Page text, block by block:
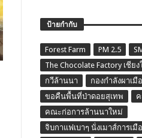
ป้ายกำกับ
Forest Farm PM 2.5
The Chocolate Factory เชีย
กวีล้านนา
กองกำลังผาเมื
ขอคืนพื้นที่ป่าดอยสุเทพ
คณะก่อการล้านนาใหม่
จิบกาแฟเบาๆ นั่งเมาส์การเมื